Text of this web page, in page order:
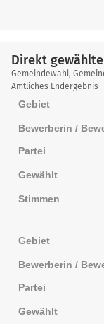
Direkt
Direkt
gewählte
Bewerberinnen
Bewerber
Gemeindewahl,
Amtliches Endergebnis
Gebiet
Bewerberin /
Partei
Gewählt
Stimmen
Gebiet
Bewerberin /
Partei
Gewählt